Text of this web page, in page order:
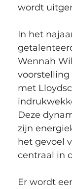
wordt
In het
Wennah
voorstelling
met
Deze
zijn
het gevoel
centraal in
Er wordt